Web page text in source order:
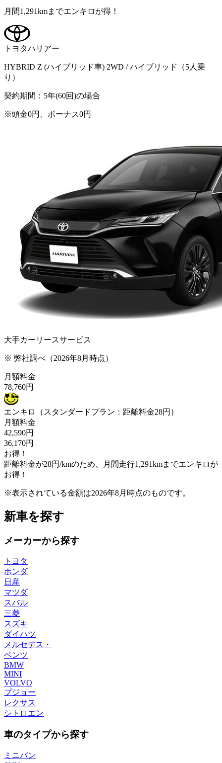
月間1,291kmまでエンキロが得！
トヨタハリアー
HYBRID Z (ハイブリッド車) 2WD / ハイブリッド（5人乗
り）
契約期間：5年(60回)の場合
※頭金0円、ボーナス0円
大手カーリースサービス
※ 弊社調べ（2026年8月時点）
月額料金
78,760円
エンキロ
（スタンダードプラン：距離料金28円）
月額料金
42,590円
36,170円
お得！
距離料金が28円/kmのため、 月間走行1,291kmまでエンキロが
お得！
※表示されている金額は2026年8月 時点のものです。
新車を探す
メーカーから探す
トヨタ
ホンダ
日産
マツダ
スバル
三菱
スズキ
ダイハツ
メルセデス・
ベンツ
BMW
MINI
VOLVO
プジョー
レクサス
シトロエン
車のタイプから探す
ミニバン